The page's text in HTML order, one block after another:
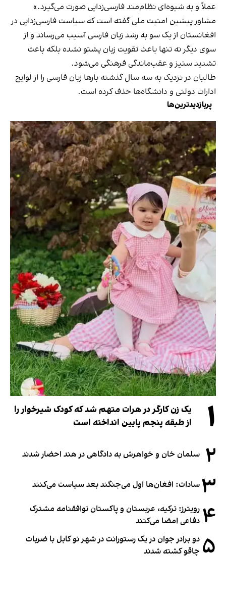
عملاً و به شیوه‌ای نظام‌مند فارسی‌زدایی صورت می‌گیرد.»
مشاور پیشین امنیت ملی گفته است که سیاست فارسی‌زدایی در
افغانستان از یک سو به رشد زبان فارسی آسیب می‌رساند و از
سوی دیگر نه تنها باعث تقویت زبان پشتو نشده بلکه باعث
تشدید ستیز و عقب‌ماندگی فرهنگی می‌شود.
طالبان در نزدیک به سه سال گذشته بارها زبان فارسی را از لوایح
ادارات دولتی و دانشگاه‌ها حذف کرده است.
پربازدیدترین‌ها
۱
یک زن کارگر در هرات متهم شد که کودک شیرخوار را
از طبقه پنجم پایین انداخته است
۲ سلمان خان و خواهرش به دادگاهی در هند احضار شدند
۳سادات: افغان‌ها اول می‌جنگند بعد سیاست می‌کنند
۴ رویترز: ترکیه، عربستان و پاکستان توافقنامه مشترک
دفاعی امضا می‌کنند
۵ دو برادر جوان در یک رستورانت در شهر نو کابل با ضربات
چاقو کشته شدند